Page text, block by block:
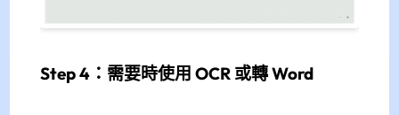
Step 4：需要時使用 OCR 或轉 Word